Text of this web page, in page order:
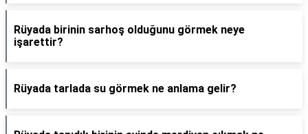
Rüyada birinin sarhoş olduğunu görmek neye
işarettir?
Rüyada tarlada su görmek ne anlama gelir?